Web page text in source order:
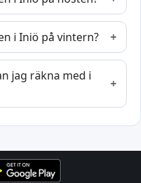
i Iniö på vintern?
jag räkna med i